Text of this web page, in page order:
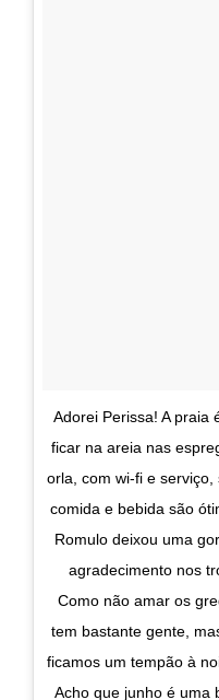
Adorei Perissa! A praia
ficar na areia nas
orla, com wi-fi e
comida e bebida são
Romulo deixou uma
agradecimento nos
Como não amar os
tem bastante gente,
ficamos um tempão à
Acho que junho é uma